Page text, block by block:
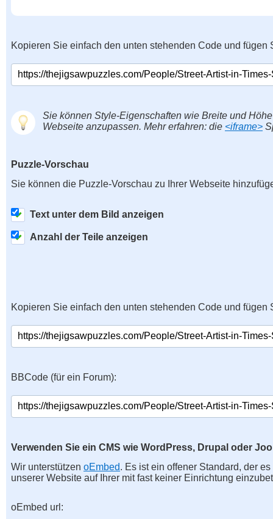
Kopieren Sie einfach den unten stehenden Code und fügen
Sie können Style-Eigenschaften wie Breite und
Webseite anzupassen. Mehr erfahren: die <iframe>
Puzzle-Vorschau
Sie können die Puzzle-Vorschau zu Ihrer Webseite
Text unter dem Bild anzeigen
Anzahl der Teile anzeigen
Kopieren Sie einfach den unten stehenden Code und fügen
BBCode (für ein Forum):
Verwenden Sie ein CMS wie WordPress, Drupal oder
Wir unterstützen oEmbed. Es ist ein offener Standard, der
unserer Website auf Ihrer mit fast keiner Einrichtung
oEmbed url: